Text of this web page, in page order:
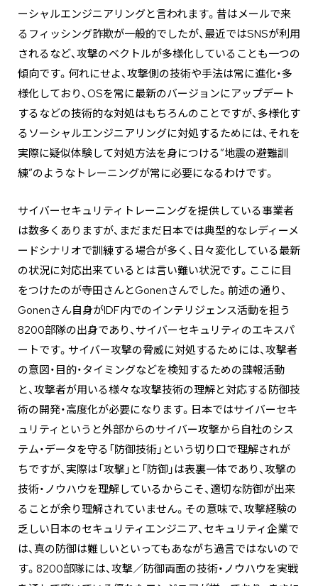
ーシャルエンジニアリングと言われます。昔はメールで来
るフィッシング詐欺が一般的でしたが、最近ではSNSが利用
されるなど、攻撃のベクトルが多様化していることも一つの
傾向です。何れにせよ、攻撃側の技術や手法は常に進化・多
様化しており、OSを常に最新のバージョンにアップデート
するなどの技術的な対処はもちろんのことですが、多様化す
るソーシャルエンジニアリングに対処するためには、それを
実際に疑似体験して対処方法を身につける”地震の避難訓
練”のようなトレーニングが常に必要になるわけです。
サイバーセキュリティトレーニングを提供している事業者
は数多くありますが、まだまだ日本では典型的なレディーメ
ードシナリオで訓練する場合が多く、日々変化している最新
の状況に対応出来ているとは言い難い状況です。ここに目
をつけたのが寺田さんとGonenさんでした。前述の通り、
Gonenさん自身がIDF内でのインテリジェンス活動を担う
8200部隊の出身であり、サイバーセキュリティのエキスパ
ートです。サイバー攻撃の脅威に対処するためには、攻撃者
の意図・目的・タイミングなどを検知するための諜報活動
と、攻撃者が用いる様々な攻撃技術の理解と対応する防御技
術の開発・高度化が必要になります。日本ではサイバーセキ
ュリティというと外部からのサイバー攻撃から自社のシス
テム・データを守る「防御技術」という切り口で理解されが
ちですが、実際は「攻撃」と「防御」は表裏一体であり、攻撃の
技術・ノウハウを理解しているからこそ、適切な防御が出来
ることが余り理解されていません。その意味で、攻撃経験の
乏しい日本のセキュリティエンジニア、セキュリティ企業で
は、真の防御は難しいといってもあながち過言ではないので
す。8200部隊には、攻撃／防御両面の技術・ノウハウを実戦